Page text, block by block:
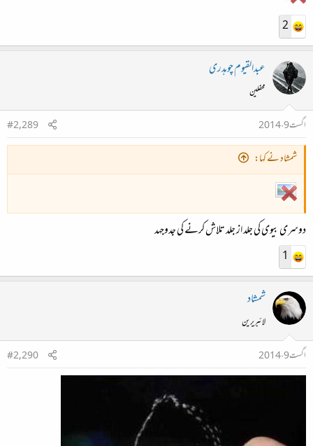
2
عبدالقیوم چوہدری
محفلین
اگست 9، 2014
#2,289
شمشاد نے کہا:
دوسری بیوی کی جلد از جلد تلاش کرنے کی جدوجہد
1
شمشاد
لائبریرین
اگست 9، 2014
#2,290